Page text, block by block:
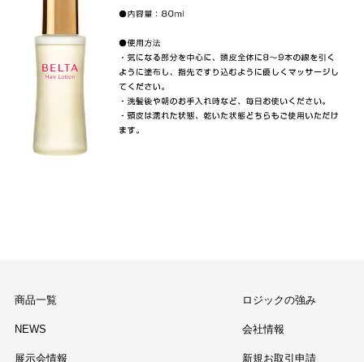
商品一覧
NEWS
展示会情報
ロジックの強み
会社情報
新規お取引申請